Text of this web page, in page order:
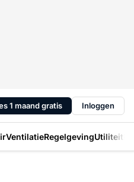
1 maand gratis Inloggen
VentilatieRegelgevingUtiliteit